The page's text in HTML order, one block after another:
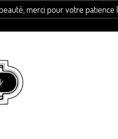
merci pour votre patience |